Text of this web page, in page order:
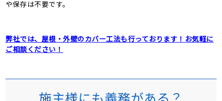
や保存は不要です。
弊社では、屋根・外壁のカバー工法も行っております！お気軽に
ご相談ください！
施主様にも義務がある？